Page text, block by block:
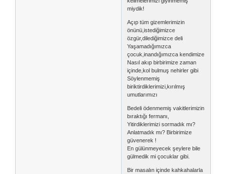
miydik!
Açıp tüm gizemlerimizin
önünü,istediğimizce
özgür,dilediğimizce deli
Yaşamadığımızca
çocuk,inandığımızca kendimize
Nasıl akıp birbirimize zaman
içinde,kol bulmuş nehirler gibi
Söylenmemiş
biriktirdiklerimizi,kırılmış
umutlarımızı
Bedeli ödenmemiş vakitlerimizin
bıraktığı fermanı,
Yitirdiklerimizi sormadık mı?
Anlatmadık mı? Birbirimize
güvenerek !
En gülünmeyecek şeylere bile
gülmedik mi çocuklar gibi.
Bir masalın içinde kahkahalarla